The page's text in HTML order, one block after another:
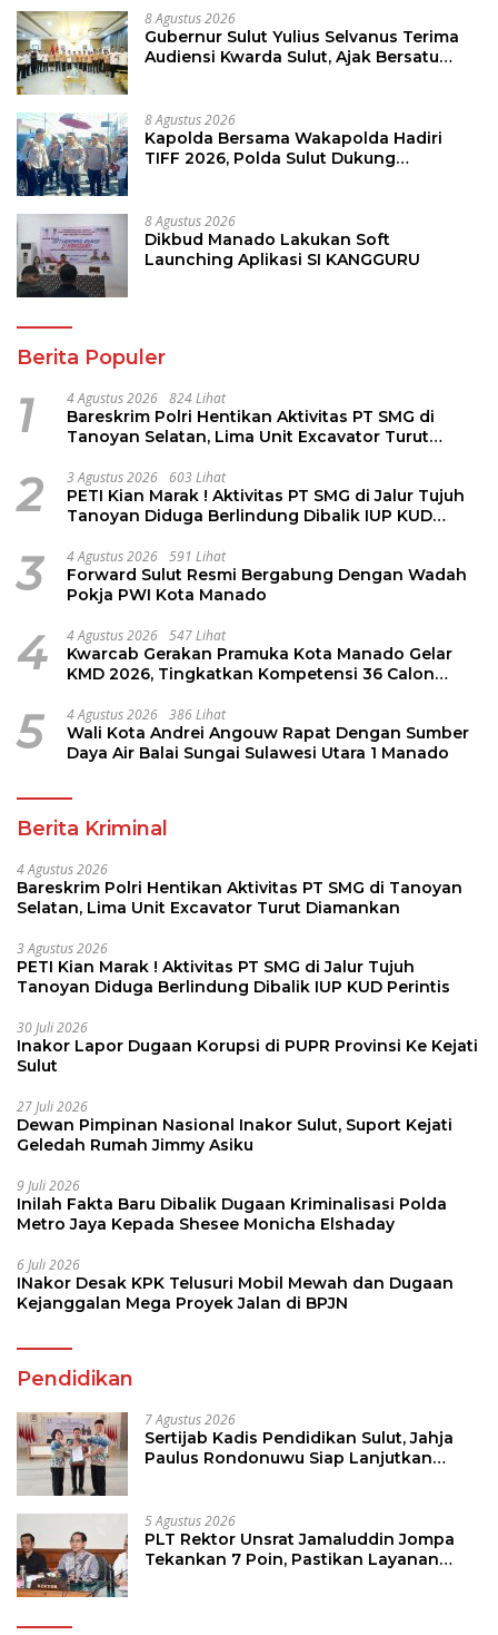
8 Agustus 2026
Gubernur Sulut Yulius Selvanus Terima
Audiensi Kwarda Sulut, Ajak Bersatu
8 Agustus 2026
Kapolda Bersama Wakapolda Hadiri
TIFF 2026, Polda Sulut Dukung
8 Agustus 2026
Dikbud Manado Lakukan Soft
Launching Aplikasi SI KANGGURU
Berita Populer
1 4 Agustus 2026 824 Lihat
Bareskrim Polri Hentikan Aktivitas PT SMG di
Tanoyan Selatan, Lima Unit Excavator Turut
2 3 Agustus 2026 603 Lihat
PETI Kian Marak ! Aktivitas PT SMG di Jalur Tujuh
Tanoyan Diduga Berlindung Dibalik IUP KUD
3 4 Agustus 2026 591 Lihat
Forward Sulut Resmi Bergabung Dengan Wadah
Pokja PWI Kota Manado
4 4 Agustus 2026 547 Lihat
Kwarcab Gerakan Pramuka Kota Manado Gelar
KMD 2026, Tingkatkan Kompetensi 36 Calon
5 4 Agustus 2026 386 Lihat
Wali Kota Andrei Angouw Rapat Dengan Sumber
Daya Air Balai Sungai Sulawesi Utara 1 Manado
Berita Kriminal
4 Agustus 2026
Bareskrim Polri Hentikan Aktivitas PT SMG di Tanoyan
Selatan, Lima Unit Excavator Turut Diamankan
3 Agustus 2026
PETI Kian Marak ! Aktivitas PT SMG di Jalur Tujuh
Tanoyan Diduga Berlindung Dibalik IUP KUD Perintis
30 Juli 2026
Inakor Lapor Dugaan Korupsi di PUPR Provinsi Ke Kejati
Sulut
27 Juli 2026
Dewan Pimpinan Nasional Inakor Sulut, Suport Kejati
Geledah Rumah Jimmy Asiku
9 Juli 2026
Inilah Fakta Baru Dibalik Dugaan Kriminalisasi Polda
Metro Jaya Kepada Shesee Monicha Elshaday
6 Juli 2026
INakor Desak KPK Telusuri Mobil Mewah dan Dugaan
Kejanggalan Mega Proyek Jalan di BPJN
Pendidikan
7 Agustus 2026
Sertijab Kadis Pendidikan Sulut, Jahja
Paulus Rondonuwu Siap Lanjutkan
5 Agustus 2026
PLT Rektor Unsrat Jamaluddin Jompa
Tekankan 7 Poin, Pastikan Layanan